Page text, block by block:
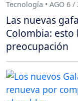
Tecnología • AGO 6 /
Las nuevas
Colombia:
preocupación